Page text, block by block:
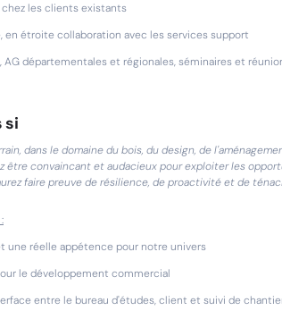
les clients existants
en étroite collaboration avec les services support
AG départementales et régionales, séminaires et
si
dans le domaine du bois, du design, de
être convaincant et audacieux pour exploiter les
faire preuve de résilience, de proactivité et de
une réelle appétence pour notre univers
le développement commercial
entre le bureau d'études, client et suivi de